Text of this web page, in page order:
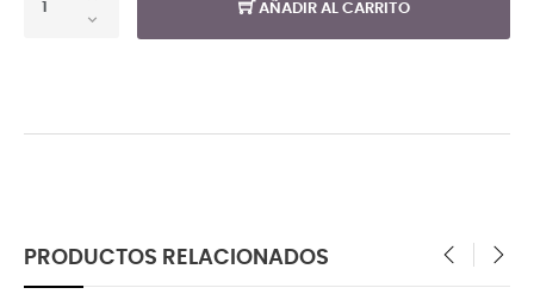
AÑADIR AL CARRITO
PRODUCTOS RELACIONADOS